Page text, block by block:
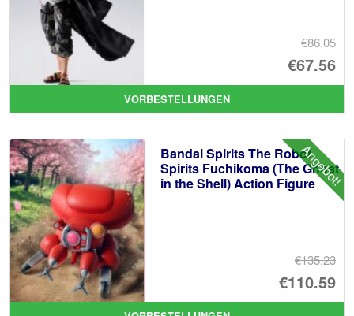
€86.05
€67.56
VORBESTELLUNGEN
Angebot!
Bandai Spirits The Robot
Spirits Fuchikoma (The Ghost
in the Shell) Action Figure
€135.23
€110.59